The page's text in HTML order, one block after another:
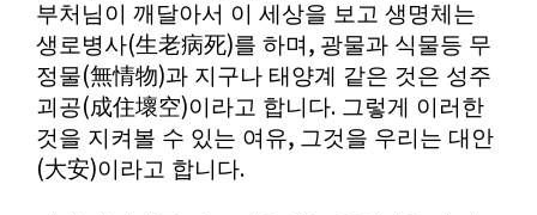
부처님이 깨달아서 이 세상을 보고 생명체는
생로병사(生老病死)를 하며 , 광물과 식물등 무
정물(無情物)과 지구나 태양계 같은 것은 성주
괴공(成住壞空)이라고 합니다. 그렇게 이러한
것을 지켜볼 수 있는 여유, 그것을 우리는 대안
(大安)이라고 합니다.